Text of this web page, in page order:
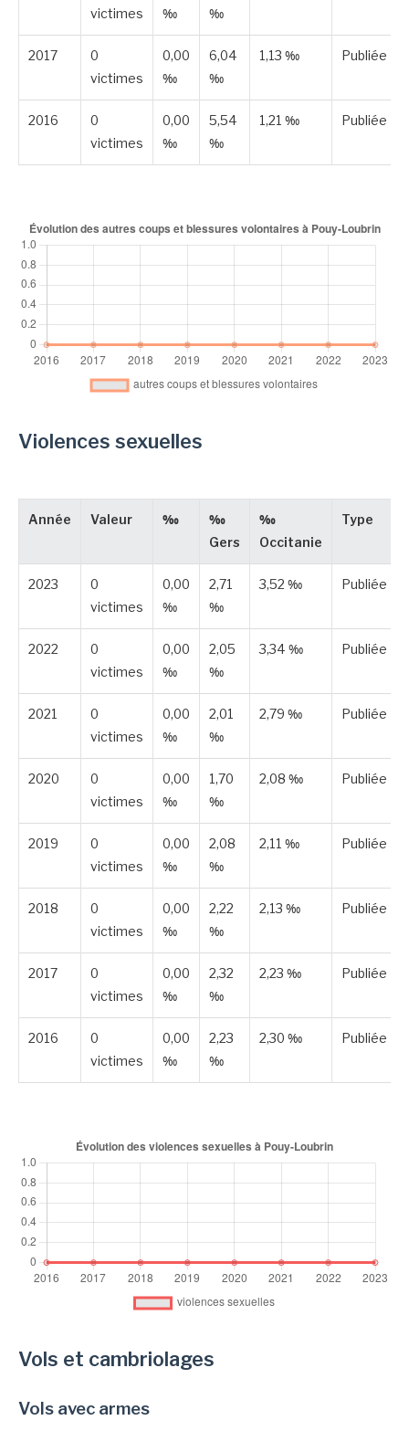
victimes
‰
‰
2017
0
victimes
0,00
‰
6,04
‰
1,13 ‰ Publiée
2016
0
victimes
0,00
‰
5,54
‰
1,21 ‰ Publiée
Violences sexuelles
Année Valeur ‰
‰
Gers
‰
Occitanie
Type
2023
0
victimes
0,00
‰
2,71
‰
3,52 ‰ Publiée
2022
0
victimes
0,00
‰
2,05
‰
3,34 ‰ Publiée
2021
0
victimes
0,00
‰
2,01
‰
2,79 ‰ Publiée
2020
0
victimes
0,00
‰
1,70
‰
2,08 ‰ Publiée
2019
0
victimes
0,00
‰
2,08
‰
2,11 ‰ Publiée
2018
0
victimes
0,00
‰
2,22
‰
2,13 ‰ Publiée
2017
0
victimes
0,00
‰
2,32
‰
2,23 ‰ Publiée
2016
0
victimes
0,00
‰
2,23
‰
2,30 ‰ Publiée
Vols et cambriolages
Vols avec armes